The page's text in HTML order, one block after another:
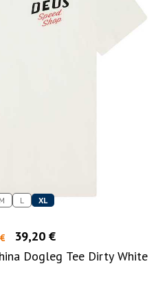
M L XL
39,20 €
Dogleg Tee Dirty White